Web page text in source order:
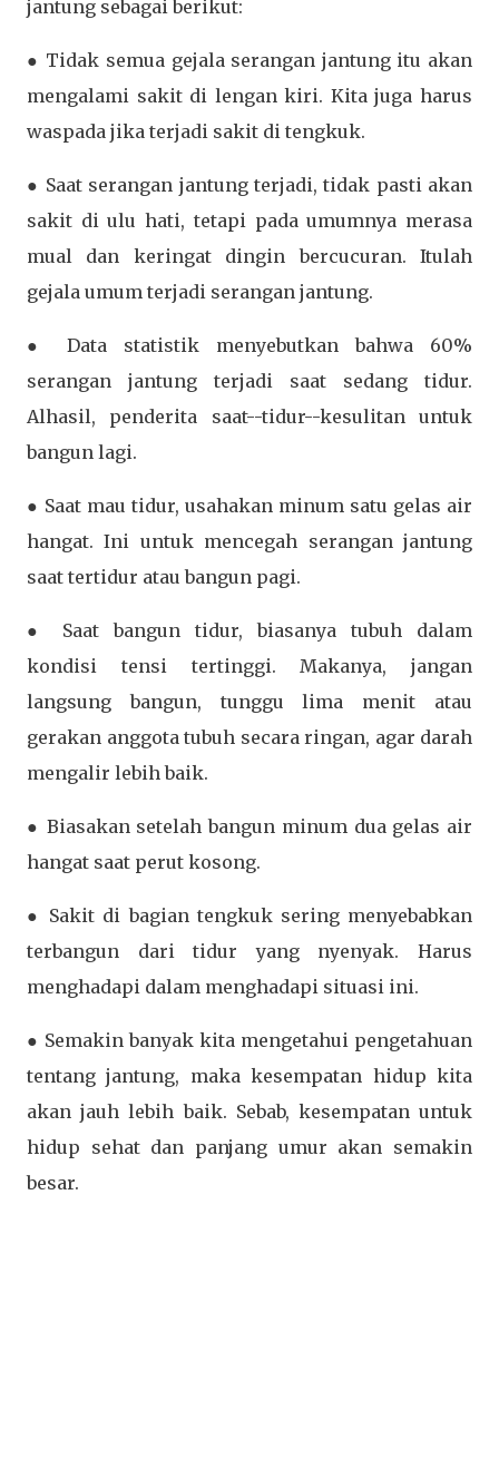
jantung sebagai berikut:
● Tidak semua gejala serangan jantung itu akan
mengalami sakit di lengan kiri. Kita juga harus
waspada jika terjadi sakit di tengkuk.
● Saat serangan jantung terjadi, tidak pasti akan
sakit di ulu hati, tetapi pada umumnya merasa
mual dan keringat dingin bercucuran. Itulah
gejala umum terjadi serangan jantung.
● Data statistik menyebutkan bahwa 60%
serangan jantung terjadi saat sedang tidur.
Alhasil, penderita saat--tidur--kesulitan untuk
bangun lagi.
● Saat mau tidur, usahakan minum satu gelas air
hangat. Ini untuk mencegah serangan jantung
saat tertidur atau bangun pagi.
● Saat bangun tidur, biasanya tubuh dalam
kondisi tensi tertinggi. Makanya, jangan
langsung bangun, tunggu lima menit atau
gerakan anggota tubuh secara ringan, agar darah
mengalir lebih baik.
● Biasakan setelah bangun minum dua gelas air
hangat saat perut kosong.
● Sakit di bagian tengkuk sering menyebabkan
terbangun dari tidur yang nyenyak. Harus
menghadapi dalam menghadapi situasi ini.
● Semakin banyak kita mengetahui pengetahuan
tentang jantung, maka kesempatan hidup kita
akan jauh lebih baik. Sebab, kesempatan untuk
hidup sehat dan panjang umur akan semakin
besar.